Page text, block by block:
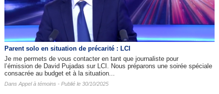
Parent solo en situation de précarité : LCI
Je me permets de vous contacter en tant que journaliste pour
l’émission de David Pujadas sur LCI. Nous préparons une soirée spéciale
consacrée au budget et à la situation...
Dans Appel à témoins - Publié le 30/10/2025